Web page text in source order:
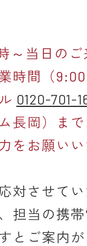
～当日の
時間（
0120-701-
長岡）ま
をお願い
対させて
担当の携
とご案内